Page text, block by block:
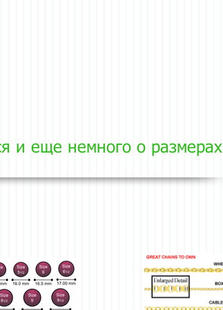
и еще немного о размерах